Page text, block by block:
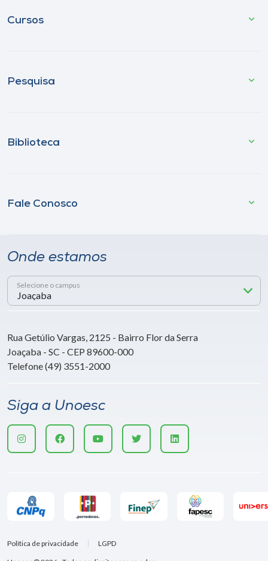
Cursos
Pesquisa
Biblioteca
Fale Conosco
Onde estamos
Selecione o campus
Rua Getúlio Vargas, 2125 - Bairro Flor da Serra
Joaçaba - SC - CEP 89600-000
Telefone (49) 3551-2000
Siga a Unoesc
Política de privacidade LGPD